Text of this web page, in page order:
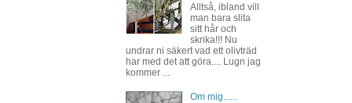
Alltså, ibland vill
man bara slita
sitt hår och
skrika!!! Nu
undrar ni säkert vad ett olivträd
har med det att göra.... Lugn jag
kommer ...
Om mig......